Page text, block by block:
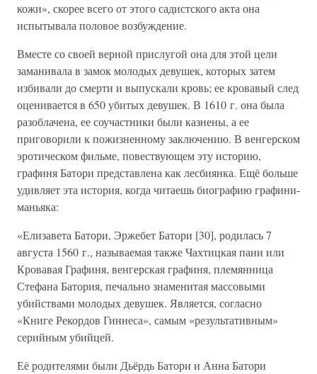
кожи», скорее всего от этого садистского акта она
испытывала половое возбуждение.
Вместе со своей верной прислугой она для этой цели
заманивала в замок молодых девушек, которых затем
избивали до смерти и выпускали кровь; ее кровавый след
оценивается в 650 убитых девушек. В 1610 г. она была
разоблачена, ее соучастники были казнены, а ее
приговорили к пожизненному заключению. В венгерском
эротическом фильме, повествующем эту историю,
графиня Батори представлена как лесбиянка. Ещё больше
удивляет эта история, когда читаешь биографию графини-
маньяка:
«Елизавета Батори, Эржебет Батори [30], родилась 7
августа 1560 г., называемая также Чахтицкая пани или
Кровавая Графиня, венгерская графиня, племянница
Стефана Батория, печально знаменитая массовыми
убийствами молодых девушек. Является, согласно
«Книге Рекордов Гиннеса», самым «результативным»
серийным убийцей.
Её родителями были Дьёрдь Батори и Анна Батори